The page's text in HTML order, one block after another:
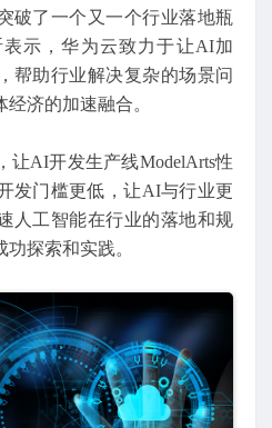
破了一个又一个行业落地瓶
示，华为云致力于让AI加
帮助行业解决复杂的场景问
济的加速融合。
让AI开发生产线ModelArts性
发门槛更低，让AI与行业更
人工智能在行业的落地和规
探索和实践。